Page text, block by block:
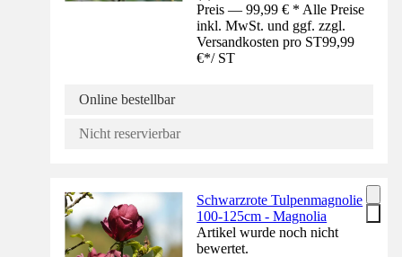
Preis — 99,99 € * Alle Preise
inkl. MwSt. und ggf. zzgl.
Versandkosten pro ST99,99
€*/ ST
Online bestellbar
Nicht reservierbar
Schwarzrote Tulpenmagnolie
100-125cm - Magnolia
Artikel wurde noch nicht
bewertet.